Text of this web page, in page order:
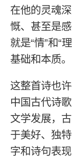
在他的灵魂
慨、甚至是
就是“情”和“
基础和本质。
这整首诗也
中国古代诗
文学发展，
于美好、独
字和诗句表